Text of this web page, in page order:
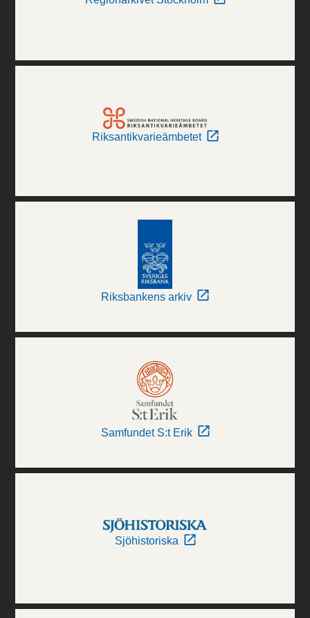
Riksantikvarieämbetet
Riksbankens arkiv
Samfundet S:t Erik
Sjöhistoriska